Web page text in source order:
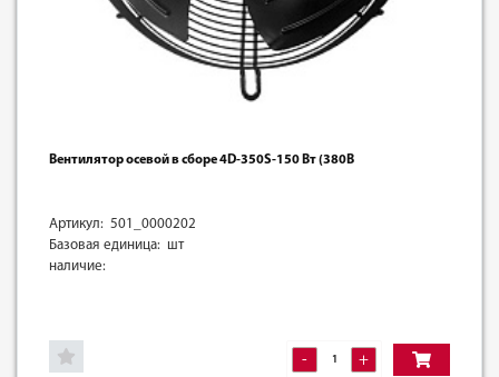
Вентилятор осевой в сборе 4D-350S-150 Вт (380В
Артикул: 501_0000202
Базовая единица: шт
наличие:
- +